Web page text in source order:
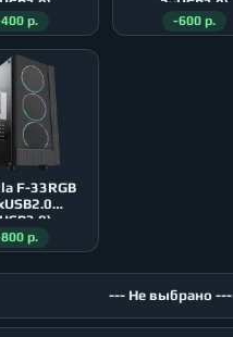
р.
2xUSB3.0)
-600 р.
F-33RGB
р.
--- Не выбрано ---